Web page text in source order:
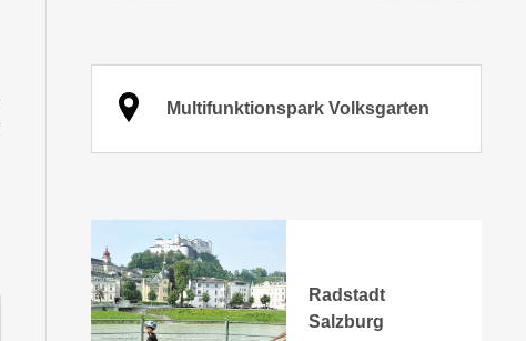
Multifunktionspark Volksgarten
Radstadt
Salzburg